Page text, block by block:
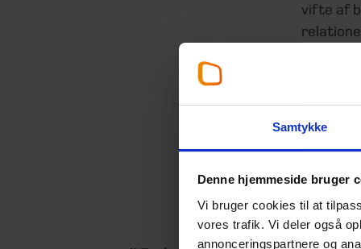
Samtykke
Denne hjemmeside bruger
Vi bruger cookies til at
vores trafik. Vi deler også
annonceringspartnere og
vifte af
og
forvaltes
inden